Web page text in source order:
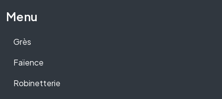
Menu
Grès
Faïence
Robinetterie